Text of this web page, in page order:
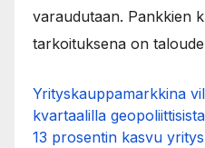
varaudutaan. Pankkien
tarkoituksena on
Yrityskauppamarkkina
kvartaalilla
13 prosentin kasvu